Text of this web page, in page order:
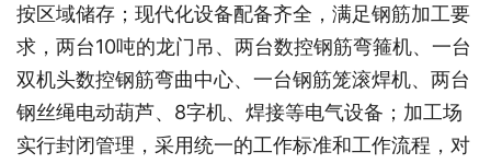
按区域储存；现代化设备配备齐全，满足钢筋加工要
求，两台10吨的龙门吊、两台数控钢筋弯箍机、一台
双机头数控钢筋弯曲中心、一台钢筋笼滚焊机、两台
钢丝绳电动葫芦、8字机、焊接等电气设备；加工场
实行封闭管理，采用统一的工作标准和工作流程，对